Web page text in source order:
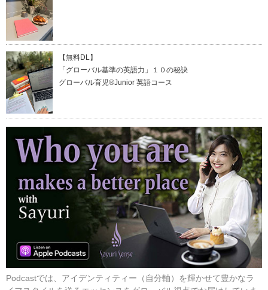
【無料DL】
「グローバル基準の英語力」１０の秘訣
グローバル育児®Junior 英語コース
Podcastでは、アイデンティティー（自分軸）を輝かせて豊かなラ